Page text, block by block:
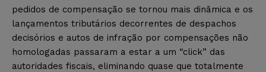
pedidos de compensação se tornou mais dinâmica e os
lançamentos tributários decorrentes de despachos
decisórios e autos de infração por compensações não
homologadas passaram a estar a um “click” das
autoridades fiscais, eliminando quase que totalmente